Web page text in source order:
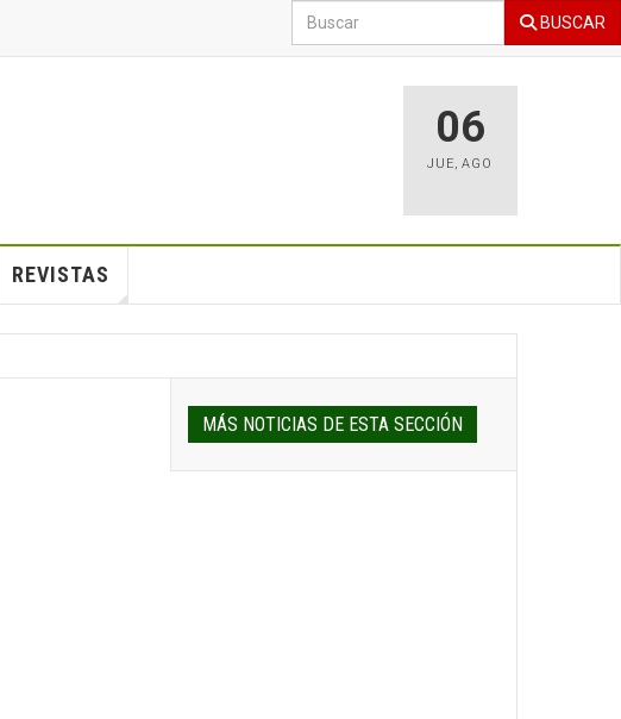
BUSCAR
06
JUE,AGO
REVISTAS
MÁS NOTICIAS DE ESTA SECCIÓN